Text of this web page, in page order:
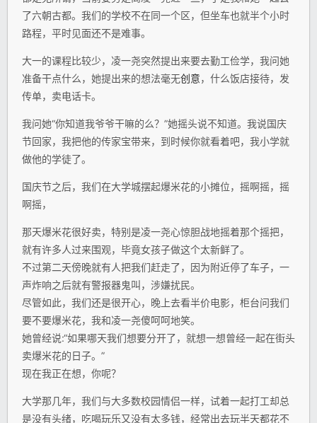
了六朝古都。我们的学校不在同一个区，但坐车也就半个小时
路程，平时见面还不是难事。
大一的课程比较少，凌一尧突然提出来要去勤工俭学，我问她
准备干点什么，她提出来的想法毫无创意，什么饭店接待，发
传单，卖电话卡。
我问她“你知道我爷爷干嘛的么？”她摇头说不知道。我说国庆
节回家，我把他的传家宝带来，到时候你就看着吧，我小学就
做他的学徒了。
国庆节之后，我们在大学城摆起爆米花的小摊位，摇啊摇，摇
啊摇，
那天爆米花很好卖，特别是凌一尧心惊胆战地摇着那个摇把，
就有许多人过来围观，毕竟女孩子做这个太新鲜了。
不过第二天傍晚就有人把我们赶走了，因为附近停了车子，一
声炸响之后就有警报器鬼叫，涉嫌扰民。
尽管如此，我们还是很开心，晚上去看半价电影，柜台问我们
要不要爆米花，我和凌一尧傻呵呵地笑。
她曾经说:“如果哪天我们想要分开了，就想一想曾经一起在街头
卖爆米花的日子。”
现在我正在想，你呢？
大学那几年，我们与大多数校园情侣一样，试着一起打工却总
是没有头绪，吃喝玩乐又没有太多钱，经常出去玩半天都花不